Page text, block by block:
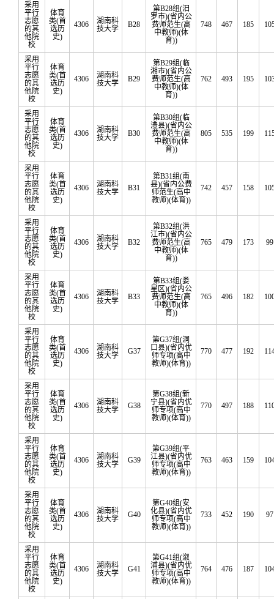
采用
平行
志愿
的其
他院
校
体育
类(首
选历
史)
4306
湖南科
技大学
B28
第B28组(汨
罗市)(省内公
费师范生(高
中教师)(体
育))
748 467 185
采用
平行
志愿
的其
他院
校
体育
类(首
选历
史)
4306
湖南科
技大学
B29
第B29组(临
湘市)(省内公
费师范生(高
中教师)(体
育))
762 493 195
采用
平行
志愿
的其
他院
校
体育
类(首
选历
史)
4306
湖南科
技大学
B30
第B30组(临
澧县)(省内公
费师范生(高
中教师)(体
育))
805 535 199
采用
平行
志愿
的其
他院
校
体育
类(首
选历
史)
4306
湖南科
技大学
B31
第B31组(南
县)(省内公费
师范生(高中
教师)(体育))
742 457 158
采用
平行
志愿
的其
他院
校
体育
类(首
选历
史)
4306
湖南科
技大学
B32
第B32组(洪
江市)(省内公
费师范生(高
中教师)(体
育))
765 479 173 99
采用
平行
志愿
的其
他院
校
体育
类(首
选历
史)
4306
湖南科
技大学
B33
第B33组(娄
星区)(省内公
费师范生(高
中教师)(体
育))
765 496 182
采用
平行
志愿
的其
他院
校
体育
类(首
选历
史)
4306
湖南科
技大学
G37
第G37组(洞
口县)(省内优
师专项(高中
教师)(体育))
770 477 192
采用
平行
志愿
的其
他院
校
体育
类(首
选历
史)
4306
湖南科
技大学
G38
第G38组(新
宁县)(省内优
师专项(高中
教师)(体育))
770 497 188
采用
平行
志愿
的其
他院
校
体育
类(首
选历
史)
4306
湖南科
技大学
G39
第G39组(平
江县)(省内优
师专项(高中
教师)(体育))
763 463 159
采用
平行
志愿
的其
他院
校
体育
类(首
选历
史)
4306
湖南科
技大学
G40
第G40组(安
化县)(省内优
师专项(高中
教师)(体育))
733 452 190 97
采用
平行
志愿
的其
他院
校
体育
类(首
选历
史)
4306
湖南科
技大学
G41
第G41组(溆
浦县)(省内优
师专项(高中
教师)(体育))
764 476 187